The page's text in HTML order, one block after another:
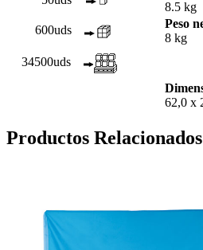
8.5 kg
600uds
Peso
8 kg
34500uds
62,0 x
Productos Relacionados